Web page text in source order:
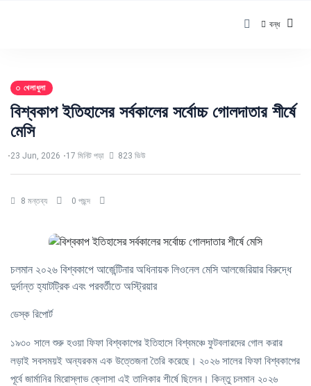
বন্ধ
খেলাধুলা
বিশ্বকাপ ইতিহাসের সর্বকালের সর্বোচ্চ গোলদাতার শীর্ষে
মেসি
23 Jun, 2026 17 মিনিট পড়া 823 ভিউ
8 মন্তব্য 0 পছন্দ
চলমান ২০২৬ বিশ্বকাপে আর্জেন্টিনার অধিনায়ক লিওনেল মেসি আলজেরিয়ার বিরুদ্ধে
দুর্দান্ত হ্যাটট্রিক এবং পরবর্তীতে অস্ট্রিয়ার
ডেস্ক রিপোর্ট
১৯৩০ সালে শুরু হওয়া ফিফা বিশ্বকাপের ইতিহাসে বিশ্বমঞ্চে ফুটবলারদের গোল করার
লড়াই সবসময়ই অন্যরকম এক উত্তেজনা তৈরি করেছে। ২০২৬ সালের ফিফা বিশ্বকাপের
পূর্বে জার্মানির মিরোস্লাভ ক্লোসা এই তালিকার শীর্ষে ছিলেন। কিন্তু চলমান ২০২৬